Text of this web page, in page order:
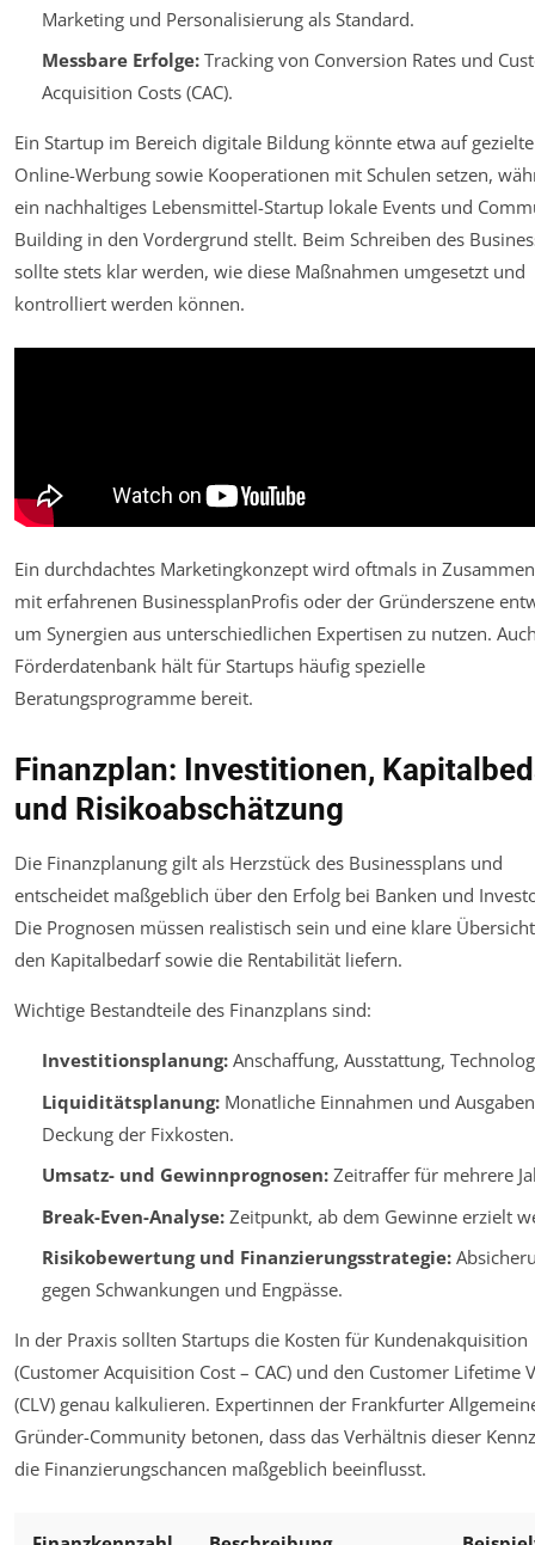
Marketing und Personalisierung als Standard.
Messbare Erfolge:Tracking von Conversion Rates und
Acquisition Costs (CAC).
Ein Startup im Bereich digitale Bildung könnte etwa auf gezielte
Online-Werbung sowie Kooperationen mit Schulen setzen,
ein nachhaltiges Lebensmittel-Startup lokale Events und
Building in den Vordergrund stellt. Beim Schreiben des
sollte stets klar werden, wie diese Maßnahmen umgesetzt und
kontrolliert werden können.
Ein durchdachtes Marketingkonzept wird oftmals in
mit erfahrenen BusinessplanProfis oder der Gründerszene
um Synergien aus unterschiedlichen Expertisen zu nutzen.
Förderdatenbank hält für Startups häufig spezielle
Beratungsprogramme bereit.
Finanzplan: Investitionen,
und Risikoabschätzung
Die Finanzplanung gilt als Herzstück des Businessplans und
entscheidet maßgeblich über den Erfolg bei Banken und
Die Prognosen müssen realistisch sein und eine klare
den Kapitalbedarf sowie die Rentabilität liefern.
Wichtige Bestandteile des Finanzplans sind:
Investitionsplanung:Anschaffung, Ausstattung,
Liquiditätsplanung:Monatliche Einnahmen und
Deckung der Fixkosten.
Umsatz- und Gewinnprognosen:Zeitraffer für mehrere
Break-Even-Analyse:Zeitpunkt, ab dem Gewinne erzielt
Risikobewertung und Finanzierungsstrategie:
gegen Schwankungen und Engpässe.
In der Praxis sollten Startups die Kosten für Kundenakquisition
(Customer Acquisition Cost – CAC) und den Customer Lifetime
(CLV) genau kalkulieren. Expertinnen der Frankfurter
Gründer-Community betonen, dass das Verhältnis dieser
die Finanzierungschancen maßgeblich beeinflusst.